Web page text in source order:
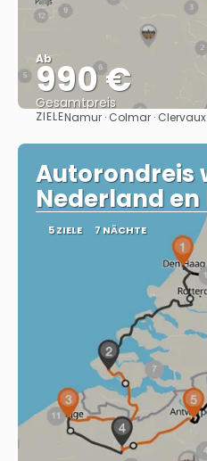
Ab
990 €
Gesamtpreis
ZIELENamur · Colmar · Clervaux
Autorondreis
Nederland en
5 ZIELE 7 NÄCHTE